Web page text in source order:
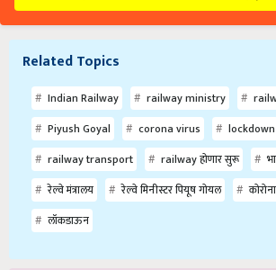
Related Topics
Indian Railway railway ministry
Piyush Goyal
corona virus
lockdown
railway transport
railway होणार सुरू
रेल्वे मंत्रालय
रेल्वे मिनीस्टर पियूष गोयल
लॉकडाऊन